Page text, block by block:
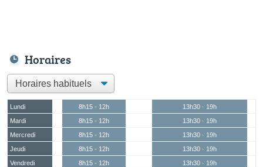
Horaires
Lundi 8h15 - 12h
13h30 - 19h
Mardi
8h15 - 12h
13h30 - 19h
Mercredi
8h15 - 12h
13h30 - 19h
Jeudi
8h15 - 12h
13h30 - 19h
Vendredi
8h15 - 12h
13h30 - 19h